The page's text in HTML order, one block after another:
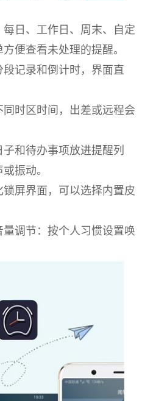
日、工作日、周末、自定
便查看未处理的提醒。
记录和倒计时，界面直
时区时间，出差或远程会
和待办事项放进提醒列
振动。
屏界面，可以选择内置皮
调节：按个人习惯设置唤